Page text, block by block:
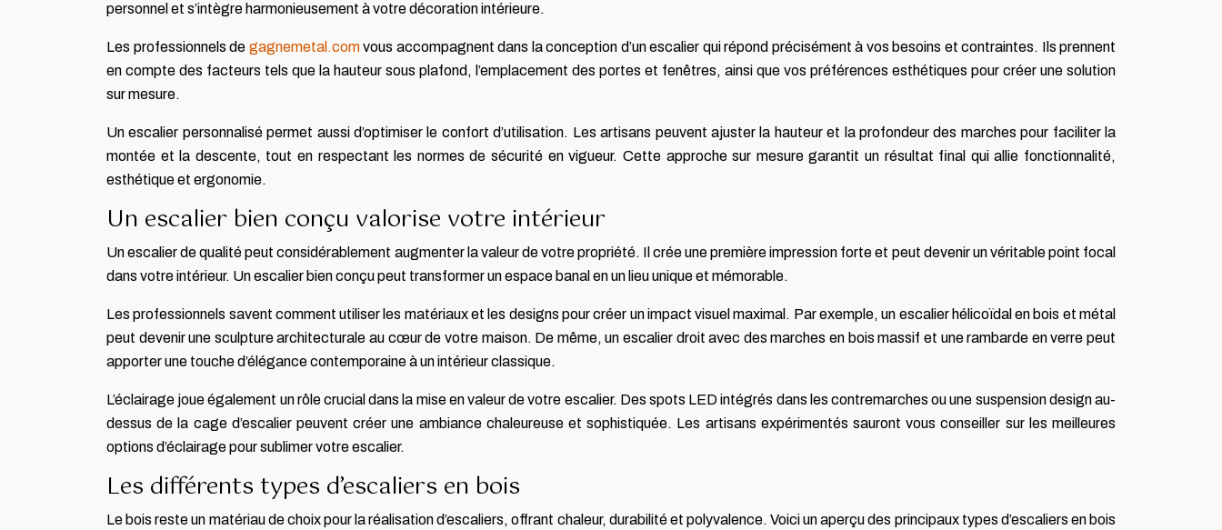
personnel et s’intègre harmonieusement à votre décoration intérieure.
Les professionnels de gagnemetal.comvous accompagnent dans la conception d’un escalier qui répond précisément à vos besoins et contraintes. Ils prennent
en compte des facteurs tels que la hauteur sous plafond, l’emplacement des portes et fenêtres, ainsi que vos préférences esthétiques pour créer une solution
sur mesure.
Un escalier personnalisé permet aussi d’optimiser le confort d’utilisation. Les artisans peuvent ajuster la hauteur et la profondeur des marches pour faciliter la
montée et la descente, tout en respectant les normes de sécurité en vigueur. Cette approche sur mesure garantit un résultat final qui allie fonctionnalité,
esthétique et ergonomie.
Un escalier bien conçu valorise votre intérieur
Un escalier de qualité peut considérablement augmenter la valeur de votre propriété. Il crée une première impression forte et peut devenir un véritable point focal
dans votre intérieur. Un escalier bien conçu peut transformer un espace banal en un lieu unique et mémorable.
Les professionnels savent comment utiliser les matériaux et les designs pour créer un impact visuel maximal. Par exemple, un escalier hélicoïdal en bois et métal
peut devenir une sculpture architecturale au cœur de votre maison. De même, un escalier droit avec des marches en bois massif et une rambarde en verre peut
apporter une touche d’élégance contemporaine à un intérieur classique.
L’éclairage joue également un rôle crucial dans la mise en valeur de votre escalier. Des spots LED intégrés dans les contremarches ou une suspension design au-
dessus de la cage d’escalier peuvent créer une ambiance chaleureuse et sophistiquée. Les artisans expérimentés sauront vous conseiller sur les meilleures
options d’éclairage pour sublimer votre escalier.
Les différents types d’escaliers en bois
Le bois reste un matériau de choix pour la réalisation d’escaliers, offrant chaleur, durabilité et polyvalence. Voici un aperçu des principaux types d’escaliers en bois